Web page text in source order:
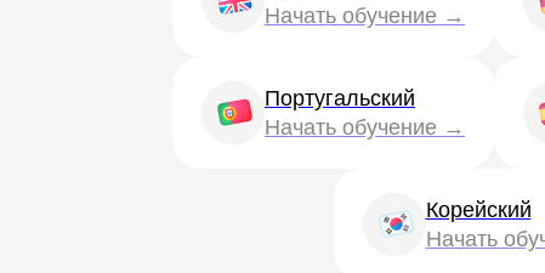
Начать обучение →
Португальский
Начать обучение →
Корейский
Начать